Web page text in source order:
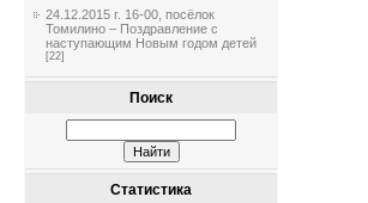
24.12.2015 г. 16-00, посёлок
Томилино – Поздравление с
наступающим Новым годом детей
[22]
Поиск
Статистика